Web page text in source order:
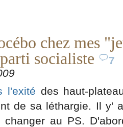
chez mes
socialiste
7
l'exité des haut-
de sa léthargie. Il y'
changer au PS.